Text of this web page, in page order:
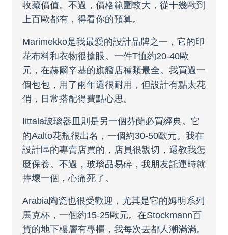
收藏價值。不過，價格範圍較大，從十幾歐到
上百歐都有，得看你的預算。
Marimekko是我最愛的設計品牌之一，它的印
花布料和衣物很搶眼。一件T恤約20-40歐
元，在赫爾辛基的旗艦店種類最全。我買過一
個包包，用了兩年還很耐用，但設計有點太花
俏，日常搭配得費點心思。
Iittala玻璃器皿則是另一個芬蘭必買經典。它
的Aalto花瓶很出名，一個約30-50歐元。我在
設計區的專賣店買的，店員很親切，還教我怎
麼保養。不過，玻璃品易碎，我朋友託運時就
摔壞一個，心痛死了。
Arabia陶瓷也很受歡迎，尤其是它的姆明系列
馬克杯，一個約15-25歐元。在Stockmann百
貨的地下樓層有專櫃，我每次去都人潮滿滿。